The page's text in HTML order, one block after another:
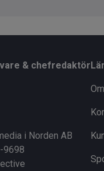
& chefredaktör
i Norden AB
9698